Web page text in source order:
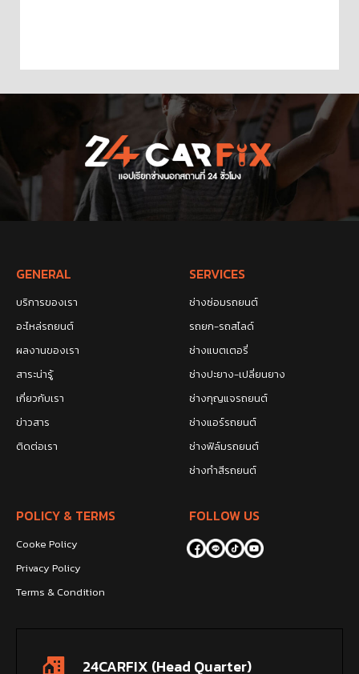
GENERAL
บริการของเรา
อะไหล่รถยนต์
ผลงานของเรา
สาระน่ารู้
เกี่ยวกับเรา
ข่าวสาร
ติดต่อเรา
SERVICES
ช่างซ่อมรถยนต์
รถยก-รถสไลด์
ช่างแบตเตอรี่
ช่างปะยาง-เปลี่ยนยาง
ช่างกุญแจรถยนต์
ช่างแอร์รถยนต์
ช่างฟิล์มรถยนต์
ช่างทำสีรถยนต์
POLICY & TERMS
Cooke Policy
Privacy Policy
Terms & Condition
FOLLOW US
24CARFIX (Head Quarter)